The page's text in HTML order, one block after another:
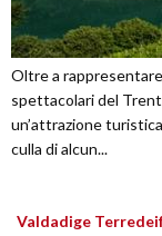
Oltre a
spettacolari del
un’attrazione
culla di alcun...
Valdadige